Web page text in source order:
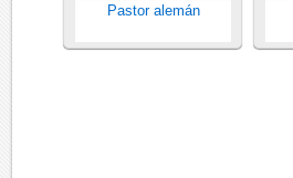
Pastor alemán